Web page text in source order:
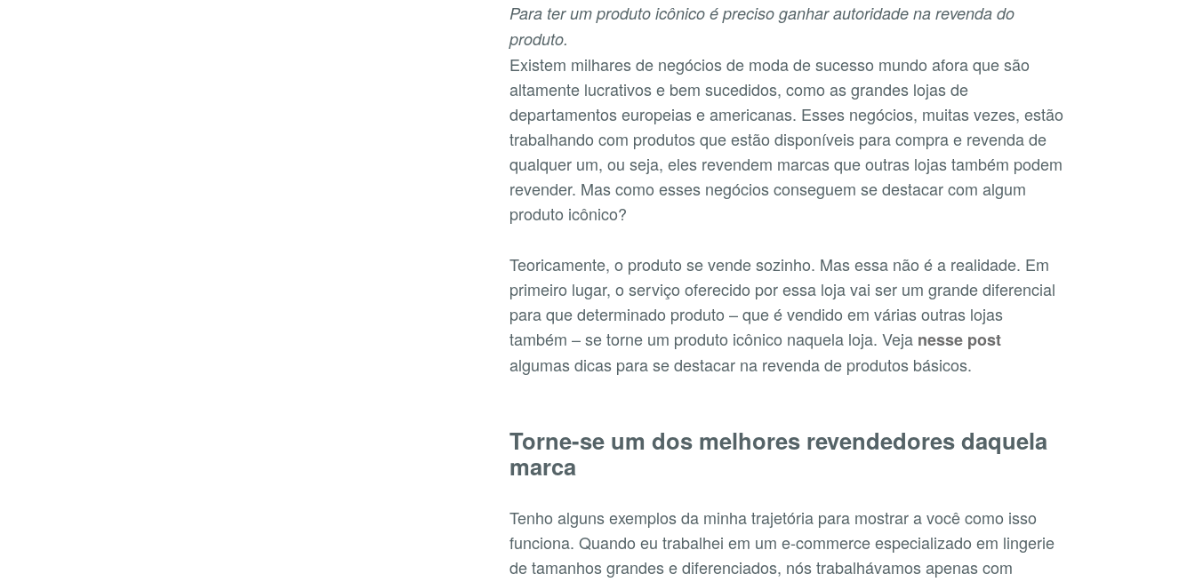
Para ter um produto icônico é preciso ganhar autoridade na revenda do
produto.
Existem milhares de negócios de moda de sucesso mundo afora que são
altamente lucrativos e bem sucedidos, como as grandes lojas de
departamentos europeias e americanas. Esses negócios, muitas vezes, estão
trabalhando com produtos que estão disponíveis para compra e revenda de
qualquer um, ou seja, eles revendem marcas que outras lojas também podem
revender. Mas como esses negócios conseguem se destacar com algum
produto icônico?
Teoricamente, o produto se vende sozinho. Mas essa não é a realidade. Em
primeiro lugar, o serviço oferecido por essa loja vai ser um grande diferencial
para que determinado produto – que é vendido em várias outras lojas
também – se torne um produto icônico naquela loja. Veja nesse post
algumas dicas para se destacar na revenda de produtos básicos.
Torne-se um dos melhores revendedores daquela
marca
Tenho alguns exemplos da minha trajetória para mostrar a você como isso
funciona. Quando eu trabalhei em um e-commerce especializado em lingerie
de tamanhos grandes e diferenciados, nós trabalhávamos apenas com